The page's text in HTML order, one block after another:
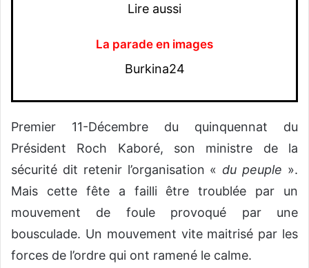
Lire aussi
La parade en images
Burkina24
Premier 11-Décembre du quinquennat du
Président Roch Kaboré, son ministre de la
sécurité dit retenir l’organisation «du peuple ».
Mais cette fête a failli être troublée par un
mouvement de foule provoqué par une
bousculade. Un mouvement vite maitrisé par les
forces de l’ordre qui ont ramené le calme.